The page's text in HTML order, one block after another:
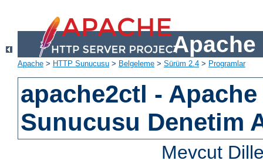
Apache
Apache > HTTP Sunucusu > Belgeleme > Sürüm 2.4 > Programlar
apache2ctl - Apache
Sunucusu Denetim
Mevcut